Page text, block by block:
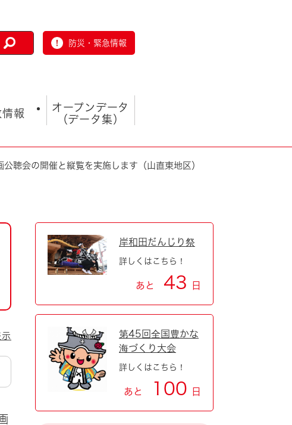
防災・緊急情報
働
報
オープンデータ
（データ集）
公聴会の開催と縦覧を実施します（山直東地区）
岸和田だんじり祭
詳しくはこちら！
あと 43 日
第45回全国豊かな
海づくり大会
詳しくはこちら！
あと 100 日